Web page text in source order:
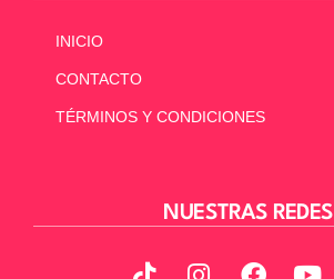
INICIO
CONTACTO
TÉRMINOS Y CONDICIONES
NUESTRAS REDES